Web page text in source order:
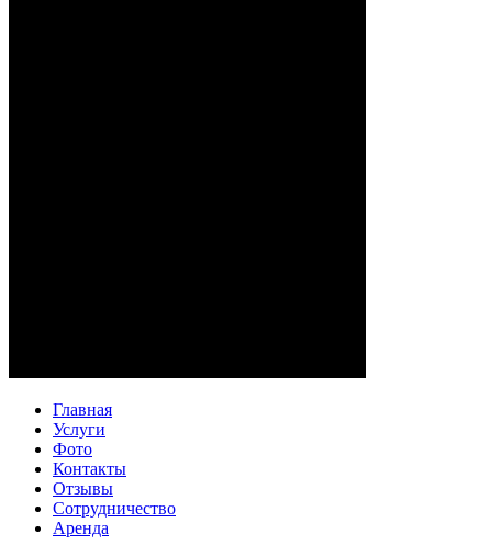
Главная
Услуги
Фото
Контакты
Отзывы
Сотрудничество
Аренда